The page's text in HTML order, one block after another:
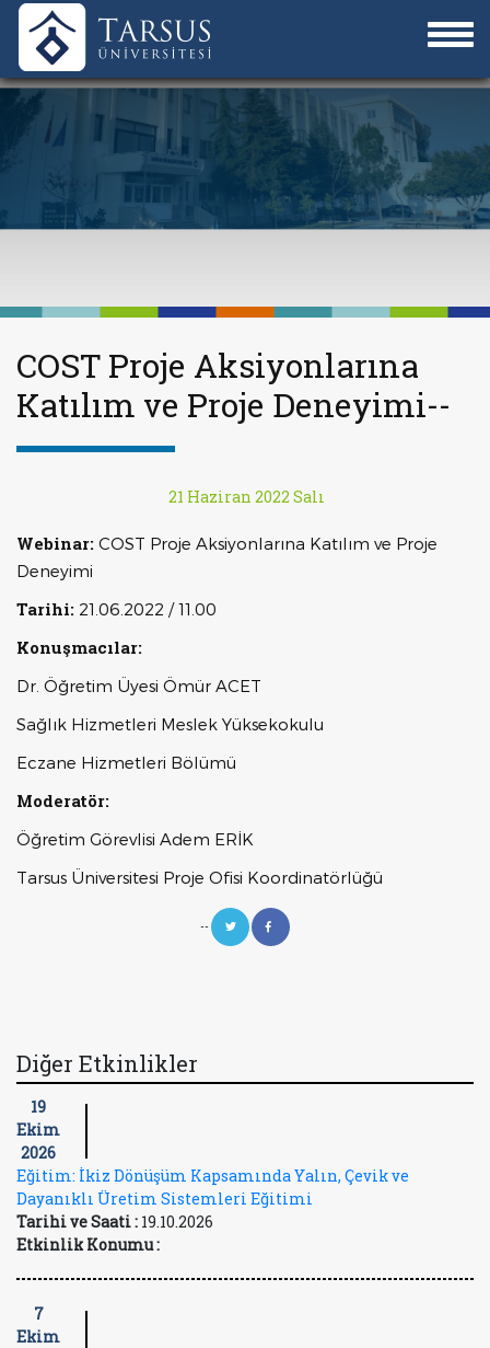
COST Proje Aksiyonlarına
Katılım ve Proje Deneyimi--
21 Haziran 2022 Salı
Webinar: COST Proje Aksiyonlarına Katılım ve Proje
Deneyimi
Tarihi: 21.06.2022 / 11.00
Konuşmacılar:
Dr. Öğretim Üyesi Ömür ACET
Sağlık Hizmetleri Meslek Yüksekokulu
Eczane Hizmetleri Bölümü
Moderatör:
Öğretim Görevlisi Adem ERİK
Tarsus Üniversitesi Proje Ofisi Koordinatörlüğü
--
Diğer Etkinlikler
19
Ekim
2026
Eğitim: İkiz Dönüşüm Kapsamında Yalın, Çevik ve
Dayanıklı Üretim Sistemleri Eğitimi
Tarihi ve Saati : 19.10.2026
Etkinlik Konumu :
7
Ekim